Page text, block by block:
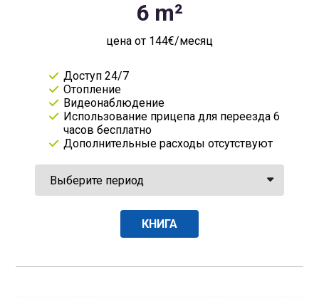
цена от 144€/месяц
Доступ 24/7
Отопление
Видеонаблюдение
Использование прицепа для переезда 6
часов бесплатно
Дополнительные расходы отсутствуют
КНИГА